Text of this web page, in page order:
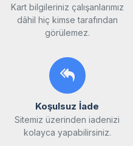
Kart bilgileriniz çalışanlarımız
dâhil hiç kimse tarafından
görülemez.
Koşulsuz İade
Sitemiz üzerinden iadenizi
kolayca yapabilirsiniz.